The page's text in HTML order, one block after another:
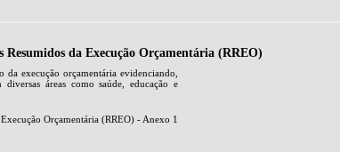
da Execução Orçamentária (RREO)
execução orçamentária evidenciando,
áreas como saúde, educação e
Orçamentária (RREO) - Anexo 1